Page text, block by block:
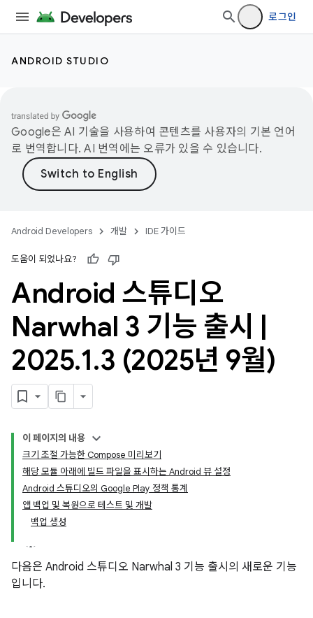
로그인
ANDROID STUDIO
Google은 AI 기술을 사용하여 콘텐츠를 사용자의 기본 언어
로 번역합니다. AI 번역에는 오류가 있을 수 있습니다.
Android Developers 개발 IDE 가이드
도움이 되었나요?
Android 스튜디오
Narwhal 3 기능 출시 |
2025.1.3 (2025년 9월)
이 페이지의 내용
크기 조절 가능한 Compose 미리보기
해당 모듈 아래에 빌드 파일을 표시하는 Android 뷰 설정
Android 스튜디오의 Google Play 정책 통계
앱 백업 및 복원으로 테스트 및 개발
백업 생성
다음은 Android 스튜디오 Narwhal 3 기능 출시의 새로운 기능
입니다.